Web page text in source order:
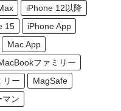
iPhone 12以降
15
iPhone App
Mac App
ファミリー
リー
MagSafe
マン